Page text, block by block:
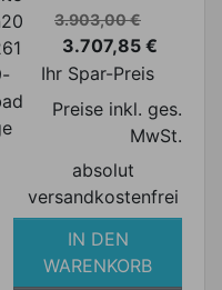
Verkaufspreis
3.903,00 €
Preis
3.707,85 €
Ihr Spar-Preis
Preise inkl. ges.
MwSt.
absolut
versandkostenfrei
IN DEN
WARENKORB